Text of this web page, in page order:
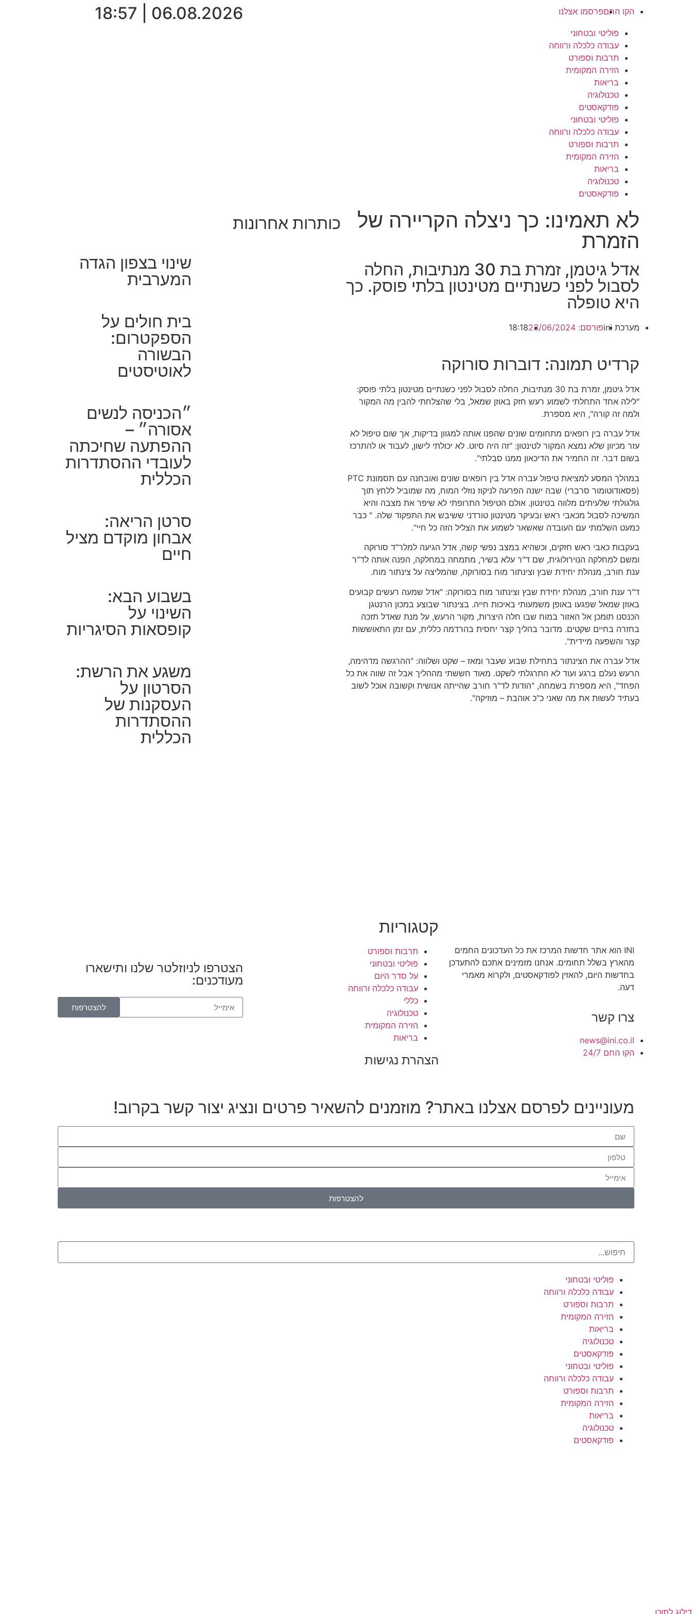
הקו החםפרסמו אצלנו 06.08.2026 | 18:57
פוליטי ובטחוני
עבודה כלכלה ורווחה
תרבות וספורט
הזירה המקומית
בריאות
טכנולוגיה
פודקאסטים
פוליטי ובטחוני
עבודה כלכלה ורווחה
תרבות וספורט
הזירה המקומית
בריאות
טכנולוגיה
פודקאסטים
לא תאמינו: כך ניצלה הקריירה של
הזמרת
אדל גיטמן, זמרת בת 30 מנתיבות, החלה
לסבול לפני כשנתיים מטינטון בלתי פוסק. כך
היא טופלה
מערכת ini פורסם: 18:18
קרדיט תמונה: דוברות סורוקה
אדל גיטמן, זמרת בת 30 מנתיבות, החלה לסבול לפני כשנתיים מטינטון בלתי פוסק:
"לילה אחד התחלתי לשמוע רעש חזק באוזן שמאל, בלי שהצלחתי להבין מה המקור
ולמה זה קורה", היא מספרת.
אדל עברה בין רופאים מתחומים שונים שהפנו אותה למגוון בדיקות, אך שום טיפול לא
עזר מכיוון שלא נמצא המקור לטינטון: "זה היה סיוט. לא יכולתי לישון, לעבוד או להתרכז
בשום דבר. זה החמיר את הדיכאון ממנו סבלתי".
במהלך המסע למציאת טיפול עברה אדל בין רופאים שונים ואובחנה עם תסמונת PTC
(פסאודוטומור סרברי) שבה ישנה הפרעה לניקוז נוזלי המוח, מה שמוביל ללחץ תוך
גולגולתי שלעיתים מלווה בטינטון. אולם הטיפול התרופתי לא שיפר את מצבה והיא
המשיכה לסבול מכאבי ראש ובעיקר מטינטון טורדני ששיבש את התפקוד שלה. " כבר
כמעט השלמתי עם העובדה שאשאר לשמוע את הצליל הזה כל חיי".
בעקבות כאבי ראש חזקים, וכשהיא במצב נפשי קשה, אדל הגיעה למלר"ד סורוקה
ומשם למחלקה הנוירולוגית, שם ד"ר עלא בשיר, מתמחה במחלקה, הפנה אותה לד"ר
ענת חורב, מנהלת יחידת שבץ וצינתור מוח בסורוקה, שהמליצה על צינתור מוח.
ד"ר ענת חורב, מנהלת יחידת שבץ וצינתור מוח בסורוקה: "אדל שמעה רעשים קבועים
באוזן שמאל שפגעו באופן משמעותי באיכות חייה. בצינתור שבוצע במכון הרנטגן
הכנסנו תומכן אל האזור במוח שבו חלה היצרות, מקור הרעש, על מנת שאדל תזכה
בחזרה בחיים שקטים. מדובר בהליך קצר יחסית בהרדמה כללית, עם זמן התאוששות
קצר והשפעה מיידית".
אדל עברה את הצינתור בתחילת שבוע שעבר ומאז – שקט ושלווה: "ההרגשה מדהימה,
הרעש נעלם ברגע ועוד לא התרגלתי לשקט. מאוד חששתי מההליך אבל זה שווה את כל
הפחד", היא מספרת בשמחה, "הודות לד"ר חורב שהייתה אנושית וקשובה אוכל לשוב
בעתיד לעשות את מה שאני כ"כ אוהבת – מוזיקה".
כותרות אחרונות
שינוי בצפון הגדה
המערבית
בית חולים על
הספקטרום:
הבשורה
לאוטיסטים
״הכניסה לנשים
אסורה״ –
ההפתעה שחיכתה
לעובדי ההסתדרות
הכללית
סרטן הריאה:
אבחון מוקדם מציל
חיים
בשבוע הבא:
השינוי על
קופסאות הסיגריות
משגע את הרשת:
הסרטון על
העסקנות של
ההסתדרות
הכללית
INI הוא אתר חדשות המרכז את כל העדכונים החמים
מהארץ בשלל תחומים. אנחנו מזמינים אתכם להתעדכן
בחדשות היום, להאזין לפודקאסטים, ולקרוא מאמרי
דעה.
צרו קשר
news@ini.co.il
הקו החם 24/7
קטגוריות
תרבות וספורט
פוליטי ובטחוני
על סדר היום
עבודה כלכלה ורווחה
כללי
טכנולוגיה
הזירה המקומית
בריאות
הצהרת נגישות
הצטרפו לניוזלטר שלנו ותישארו
מעודכנים:
להצטרפות
מעוניינים לפרסם אצלנו באתר? מוזמנים להשאיר פרטים ונציג יצור קשר בקרוב!
להצטרפות
פוליטי ובטחוני
עבודה כלכלה ורווחה
תרבות וספורט
הזירה המקומית
בריאות
טכנולוגיה
פודקאסטים
פוליטי ובטחוני
עבודה כלכלה ורווחה
תרבות וספורט
הזירה המקומית
בריאות
טכנולוגיה
פודקאסטים